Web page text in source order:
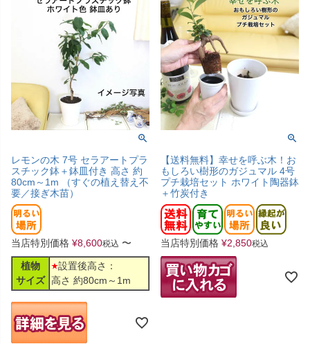
レモンの木 7号 セラアートプラ
スチック鉢＋鉢皿付き 高さ 約
80cm～1m （すぐの植え替え不
要／接ぎ木苗）
当店特別価格 ¥8,600税込 〜
植物
サイズ
設置後高さ：
高さ 約80cm～1m
【送料無料】幸せを呼ぶ木！お
もしろい樹形のガジュマル 4号
プチ栽培セット ホワイト陶器鉢
＋竹炭付き
当店特別価格 ¥2,850税込